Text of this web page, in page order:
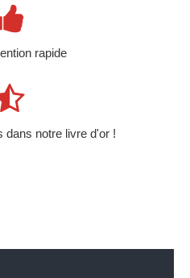
rapide
dans notre livre d'or !